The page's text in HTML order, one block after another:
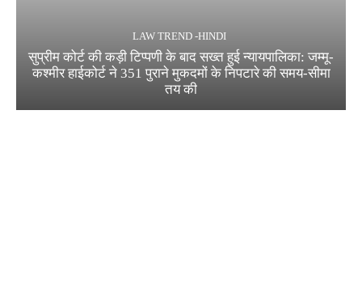
LAW TREND -HINDI
सुप्रीम कोर्ट की कड़ी टिप्पणी के बाद सख्त हुई न्यायपालिका: जम्मू-
कश्मीर हाईकोर्ट ने 351 पुराने मुकदमों के निपटारे की समय-सीमा
तय की